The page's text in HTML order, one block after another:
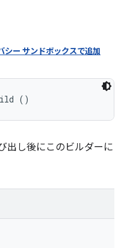
ー サンドボックスで追加
()
出し後にこのビルダーに